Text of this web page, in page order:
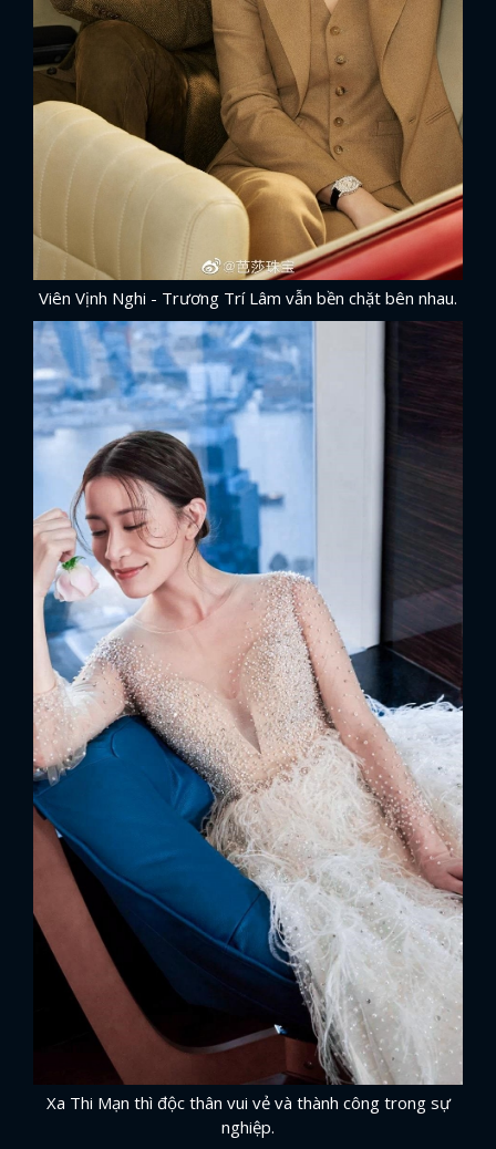
Viên Vịnh Nghi - Trương Trí Lâm vẫn bền chặt bên nhau.
Xa Thi Mạn thì độc thân vui vẻ và thành công trong sự
nghiệp.